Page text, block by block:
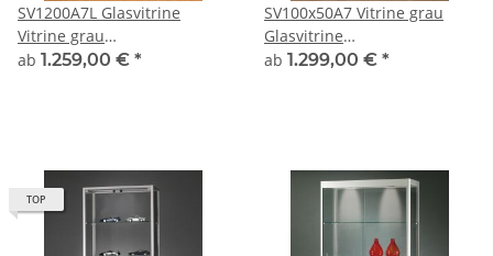
SV1200A7L Glasvitrine
Vitrine grau
Ausstellungsvitrine
ab 1.259,00 € *
SV100x50A7 Vitrine grau
Glasvitrine
Ausstellungsvitrine
ab 1.299,00 € *
TOP